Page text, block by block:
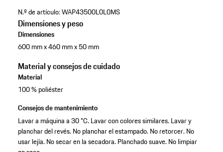
N.º de artículo:WAP43500L0L0MS
Dimensiones y peso
Dimensiones
600 mm x 460 mm x 50 mm
Material y consejos de cuidado
Material
100 % poliéster
Consejos de mantenimiento
Lavar a máquina a 30 °C. Lavar con colores similares. Lavar y
planchar del revés. No planchar el estampado. No retorcer. No
usar lejía. No secar en la secadora. Planchado suave. No limpiar